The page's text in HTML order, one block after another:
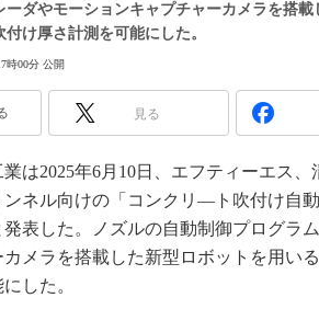
メンテ
ーダやモーションキャプチャーカメラを搭
け厚さ計測を可能にした。
時00分 公開
見る
は2025年6月10日、エフティーエス
ンネル向けの「コンクリ―ト吹付け自
発表した。ノズルの自動制御プログラ
カメラを搭載した新型ロボットを用い
した。